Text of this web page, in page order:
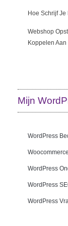
Hoe Schrijf
Webshop
Koppelen
Mijn
WordPress
WordPress
WordPress
WordPress